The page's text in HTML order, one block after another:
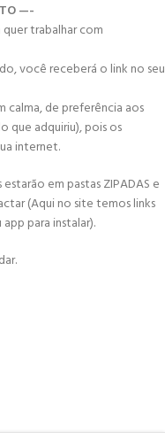
—-
trabalhar com
você receberá o link no seu
calma, de preferência aos
que adquiriu), pois os
internet.
em pastas ZIPADAS e
(Aqui no site temos links
para instalar).